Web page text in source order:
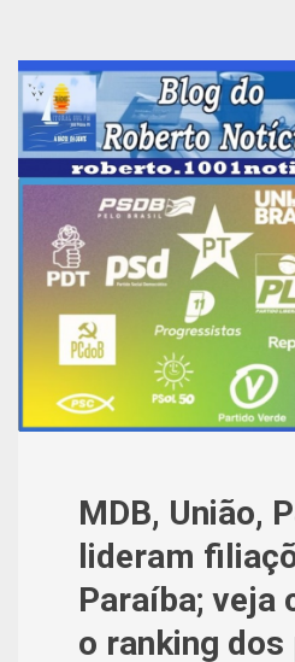
MDB, União,
lideram
Paraíba; veja
o ranking